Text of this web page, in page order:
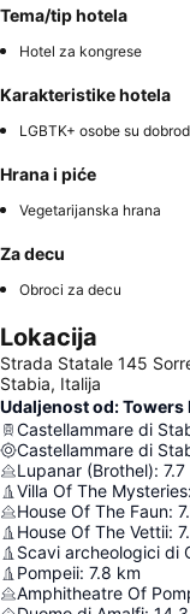
Tema/tip hotela
Hotel za kongrese
Karakteristike hotela
LGBTK+ osobe su
Hrana i piće
Vegetarijanska hrana
Za decu
Obroci za decu
Lokacija
Strada Statale 145
Stabia, Italija
Udaljenost od: Towers
Castellammare di
Castellammare di
Lupanar (Brothel): 7.7
Villa Of The Mysteries:
House Of The Faun:
House Of The Vettii:
Scavi archeologici di
Pompeii: 7.8 km
Amphitheatre Of